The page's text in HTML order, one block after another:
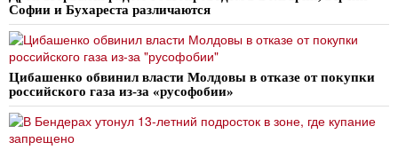
Софии и Бухареста различаются
Цибашенко обвинил власти Молдовы в отказе от покупки
российского газа из-за «русофобии»